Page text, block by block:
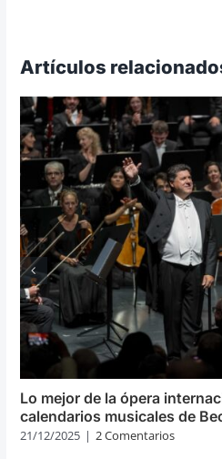
Artículos
Lo mejor de la ópera
calendarios musicales de
21/12/2025 | 2 Comentarios